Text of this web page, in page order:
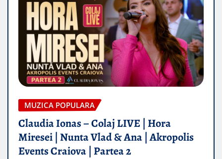
MUZICA POPULARA
Claudia Ionas – Colaj LIVE | Hora
Miresei | Nunta Vlad & Ana | Akropolis
Events Craiova | Partea 2